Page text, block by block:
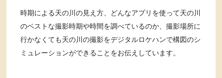
時期による天の川の見え方、どんなアプリを使って天の川
のベストな撮影時期や時間を調べているのか、撮影場所に
行かなくても天の川の撮影をデジタルロケハンで構図のシ
ミュレーションができることをお伝えしています。